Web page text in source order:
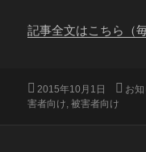
記事全文はこちら（
投
稿
2015年10月1日
カ
お
害者向け,被害者向け